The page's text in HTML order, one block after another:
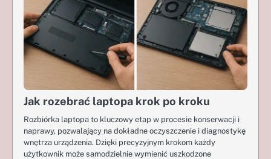
Jak rozebrać laptopa krok po kroku
Rozbiórka laptopa to kluczowy etap w procesie konserwacji i
naprawy, pozwalający na dokładne oczyszczenie i diagnostykę
wnętrza urządzenia. Dzięki precyzyjnym krokom każdy
użytkownik może samodzielnie wymienić uszkodzone